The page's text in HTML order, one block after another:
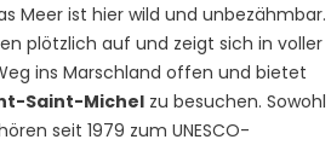
Meer ist hier wild und unbezähmbar.
plötzlich auf und zeigt sich in voller
ins Marschland offen und bietet
Saint-Michel zu besuchen. Sowohl
seit 1979 zum UNESCO-